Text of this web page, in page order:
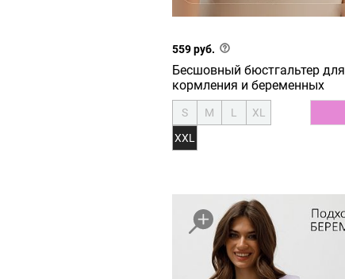
559 руб.
Бесшовный бюстгальтер для
кормления и беременных
S M L
XL
XXL